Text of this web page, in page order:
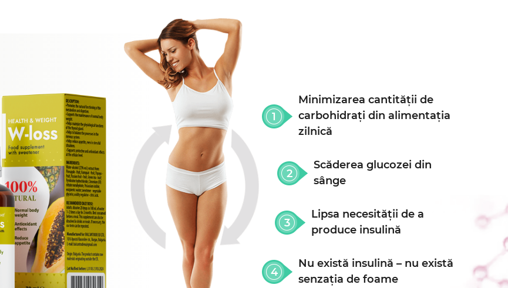
Minimizarea cantității de
carbohidrați din alimentația
zilnică
Scăderea glucozei din
sânge
Lipsa necesității de a
produce insulină
Nu există insulină – nu există
senzația de foame